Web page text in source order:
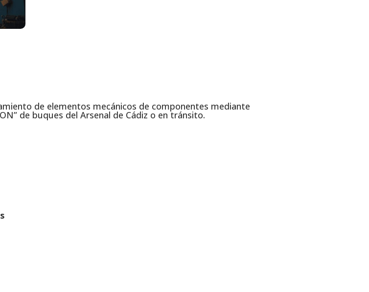
de elementos mecánicos de componentes mediante
de buques del Arsenal de Cádiz o en tránsito.